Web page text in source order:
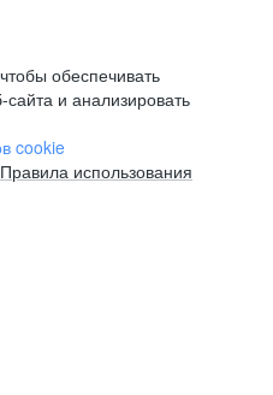
обеспечивать
и анализировать
cookie
Правила использования